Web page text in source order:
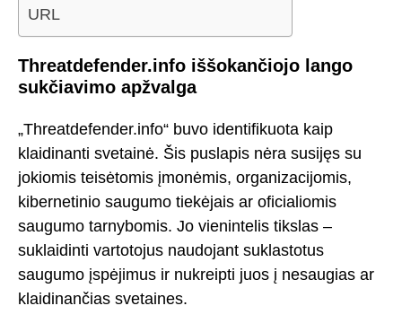
URL
Threatdefender.info iššokančiojo lango
sukčiavimo apžvalga
„Threatdefender.info“ buvo identifikuota kaip
klaidinanti svetainė. Šis puslapis nėra susijęs su
jokiomis teisėtomis įmonėmis, organizacijomis,
kibernetinio saugumo tiekėjais ar oficialiomis
saugumo tarnybomis. Jo vienintelis tikslas –
suklaidinti vartotojus naudojant suklastotus
saugumo įspėjimus ir nukreipti juos į nesaugias ar
klaidinančias svetaines.